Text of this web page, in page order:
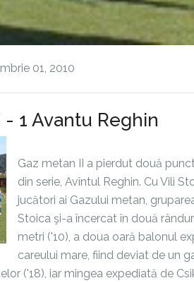
01, 2010
- 1 Avantu Reghin
Gaz metan II a pierdut două
din serie, Avîntul Reghin. Cu Vili
jucători ai Gazului metan,
Stoica şi-a încercat în două
metri ('10), a doua oară balonul
careului mare, fiind deviat de un
('18), iar mingea expediată de